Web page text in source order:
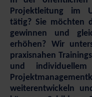
Projektleitung im
tätig? Sie möchten
gewinnen und
erhöhen? Wir
praxisnahen
und
weiterentwickeln